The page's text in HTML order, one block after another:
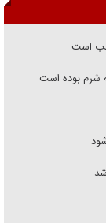
است
شرم بوده است